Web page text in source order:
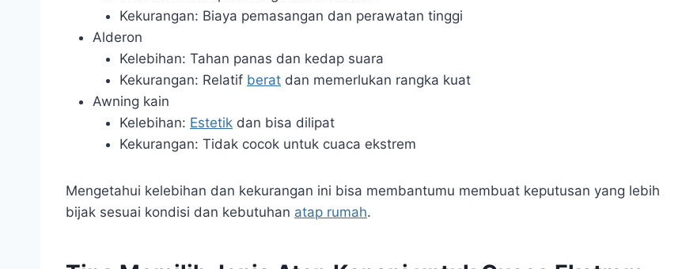
Kekurangan: Biaya pemasangan dan perawatan tinggi
Alderon
Kelebihan: Tahan panas dan kedap suara
Kekurangan: Relatif berat dan memerlukan rangka kuat
Awning kain
Kelebihan: Estetik dan bisa dilipat
Kekurangan: Tidak cocok untuk cuaca ekstrem
Mengetahui kelebihan dan kekurangan ini bisa membantumu membuat keputusan yang lebih
bijak sesuai kondisi dan kebutuhan atap rumah.